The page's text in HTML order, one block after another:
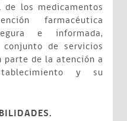
los medicamentos
farmacéutica
e informada,
de servicios
parte de la atención a
y su